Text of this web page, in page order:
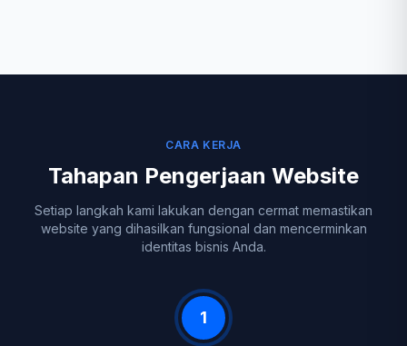
CARA KERJA
Tahapan Pengerjaan Website
Setiap langkah kami lakukan dengan cermat memastikan
website yang dihasilkan fungsional dan mencerminkan
identitas bisnis Anda.
1